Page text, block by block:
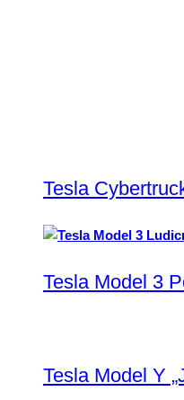
Tesla
Tesla Model 3
Tesla Model Y